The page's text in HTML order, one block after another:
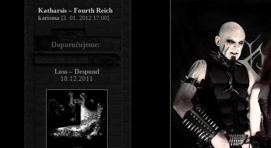
Katharsis – Fourth Reich
karisma [3. 01. 2012 17:00]
Doporučujeme:
Loss – Despond
18.12.2011